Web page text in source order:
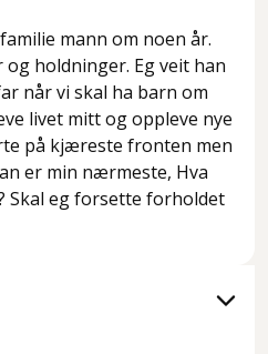
mann om noen år.
holdninger. Eg veit han
når vi skal ha barn om
livet mitt og oppleve nye
på kjæreste fronten men
er min nærmeste, Hva
Skal eg forsette forholdet